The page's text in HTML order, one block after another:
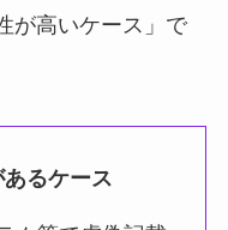
が高いケース」で
るケース